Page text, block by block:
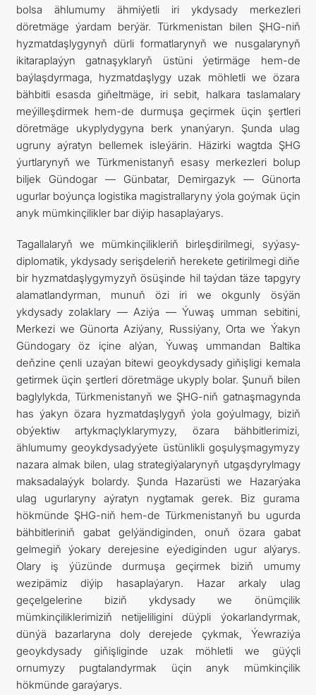
bolsa ählumumy ähmiýetli iri ykdysady merkezleri
döretmäge ýardam berýär. Türkmenistan bilen ŞHG-niň
hyzmatdaşlygynyň dürli formatlarynyň we nusgalarynyň
ikitaraplaýyn gatnaşyklaryň üstüni ýetirmäge hem-de
baýlaşdyrmaga, hyzmatdaşlygy uzak möhletli we özara
bähbitli esasda giňeltmäge, iri sebit, halkara taslamalary
meýilleşdirmek hem-de durmuşa geçirmek üçin şertleri
döretmäge ukyplydygyna berk ynanýaryn. Şunda ulag
ugruny aýratyn bellemek isleýärin. Häzirki wagtda ŞHG
ýurtlarynyň we Türkmenistanyň esasy merkezleri bolup
biljek Gündogar — Günbatar, Demirgazyk — Günorta
ugurlar boýunça logistika magistrallaryny ýola goýmak üçin
anyk mümkinçilikler bar diýip hasaplaýarys.
Tagallalaryň we mümkinçilikleriň birleşdirilmegi, syýasy-
diplomatik, ykdysady serişdeleriň herekete getirilmegi diňe
bir hyzmatdaşlygymyzyň ösüşinde hil taýdan täze tapgyry
alamatlandyrman, munuň özi iri we okgunly ösýän
ykdysady zolaklary — Aziýa — Ýuwaş umman sebitini,
Merkezi we Günorta Aziýany, Russiýany, Orta we Ýakyn
Gündogary öz içine alýan, Ýuwaş ummandan Baltika
deňzine çenli uzaýan bitewi geoykdysady giňişligi kemala
getirmek üçin şertleri döretmäge ukyply bolar. Şunuň bilen
baglylykda, Türkmenistanyň we ŞHG-niň gatnaşmagynda
has ýakyn özara hyzmatdaşlygyň ýola goýulmagy, biziň
obýektiw artykmaçlyklarymyzy, özara bähbitlerimizi,
ählumumy geoykdysadyýete üstünlikli goşulyşmagymyzy
nazara almak bilen, ulag strategiýalarynyň utgaşdyrylmagy
maksadalaýyk bolardy. Şunda Hazarüsti we Hazarýaka
ulag ugurlaryny aýratyn nygtamak gerek. Biz gurama
hökmünde ŞHG-niň hem-de Türkmenistanyň bu ugurda
bähbitleriniň gabat gelýändiginden, onuň özara gabat
gelmegiň ýokary derejesine eýediginden ugur alýarys.
Olary iş ýüzünde durmuşa geçirmek biziň umumy
wezipämiz diýip hasaplaýaryn. Hazar arkaly ulag
geçelgelerine biziň ykdysady we önümçilik
mümkinçiliklerimiziň netijeliligini düýpli ýokarlandyrmak,
dünýä bazarlaryna doly derejede çykmak, Ýewraziýa
geoykdysady giňişliginde uzak möhletli we güýçli
ornumyzy pugtalandyrmak üçin anyk mümkinçilik
hökmünde garaýarys.